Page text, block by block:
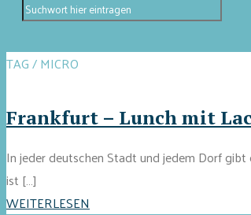
TAG / MICRO
Frankfurt – Lunch mit
In jeder deutschen Stadt und jedem Dorf gibt
ist […]
WEITERLESEN